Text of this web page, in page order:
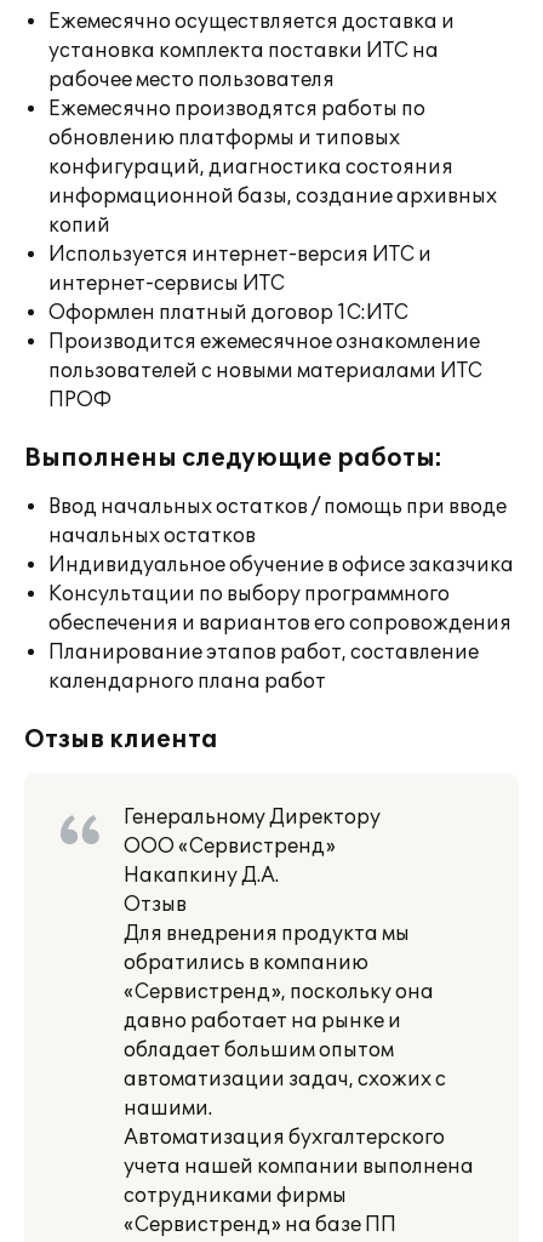
Ежемесячно осуществляется доставка и
установка комплекта поставки ИТС на
рабочее место пользователя
Ежемесячно производятся работы по
обновлению платформы и типовых
конфигураций, диагностика состояния
информационной базы, создание архивных
копий
Используется интернет-версия ИТС и
интернет-сервисы ИТС
Оформлен платный договор 1С:ИТС
Производится ежемесячное ознакомление
пользователей с новыми материалами ИТС
ПРОФ
Выполнены следующие работы:
Ввод начальных остатков / помощь при вводе
начальных остатков
Индивидуальное обучение в офисе заказчика
Консультации по выбору программного
обеспечения и вариантов его сопровождения
Планирование этапов работ, составление
календарного плана работ
Отзыв клиента
Генеральному Директору
ООО «Сервистренд»
Накапкину Д.А.
Отзыв
Для внедрения продукта мы
обратились в компанию
«Сервистренд», поскольку она
давно работает на рынке и
обладает большим опытом
автоматизации задач, схожих с
нашими.
Автоматизация бухгалтерского
учета нашей компании выполнена
сотрудниками фирмы
«Сервистренд» на базе ПП